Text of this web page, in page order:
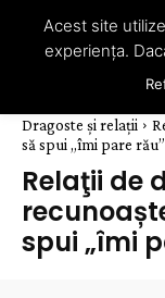
Dragoste și relații
să spui „îmi pare
Relaţii de
spui „îmi
Acest site
experiența.